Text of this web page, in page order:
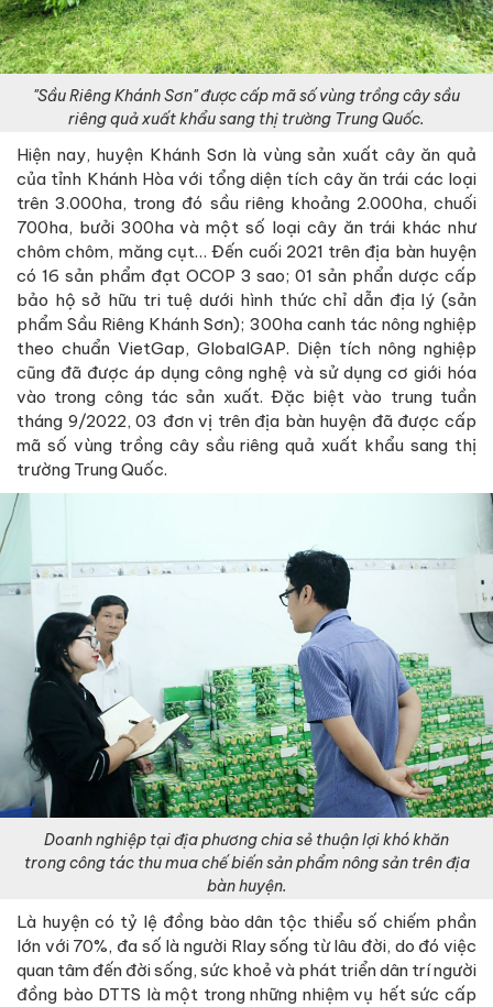
"Sầu Riêng Khánh Sơn" được cấp mã số vùng trồng cây sầu
riêng quả xuất khẩu sang thị trường Trung Quốc.
Hiện nay, huyện Khánh Sơn là vùng sản xuất cây ăn quả
của tỉnh Khánh Hòa với tổng diện tích cây ăn trái các loại
trên 3.000ha, trong đó sầu riêng khoảng 2.000ha, chuối
700ha, bưởi 300ha và một số loại cây ăn trái khác như
chôm chôm, măng cụt… Đến cuối 2021 trên địa bàn huyện
có 16 sản phẩm đạt OCOP 3 sao; 01 sản phẩn dược cấp
bảo hộ sở hữu tri tuệ dưới hình thức chỉ dẫn địa lý (sản
phẩm Sầu Riêng Khánh Sơn); 300ha canh tác nông nghiệp
theo chuẩn VietGap, GlobalGAP. Diện tích nông nghiệp
cũng đã được áp dụng công nghệ và sử dụng cơ giới hóa
vào trong công tác sản xuất. Đặc biệt vào trung tuần
tháng 9/2022, 03 đơn vị trên địa bàn huyện đã được cấp
mã số vùng trồng cây sầu riêng quả xuất khẩu sang thị
trường Trung Quốc.
Doanh nghiệp tại địa phương chia sẻ thuận lợi khó khăn
trong công tác thu mua chế biến sản phẩm nông sản trên địa
bàn huyện.
Là huyện có tỷ lệ đồng bào dân tộc thiểu số chiếm phần
lớn với 70%, đa số là người Rlay sống từ lâu đời, do đó việc
quan tâm đến đời sống, sức khoẻ và phát triển dân trí người
đồng bào DTTS là một trong những nhiệm vụ hết sức cấp